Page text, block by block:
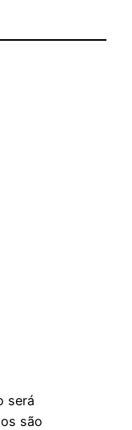
será
são